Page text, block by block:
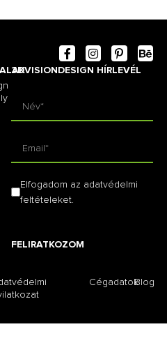
3DVISIONDESIGN HÍRLEVÉL
Elfogadom az adatvédelmi
feltételeket.
FELIRATKOZOM
CégadatokBlog